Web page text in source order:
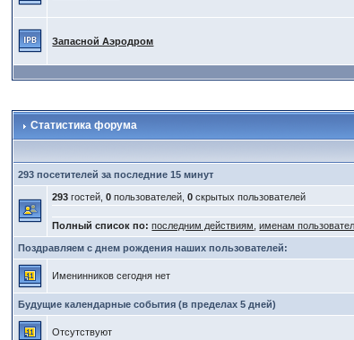
Запасной Аэродром
Статистика форума
293 посетителей за последние 15 минут
293 гостей,0 пользователей,0 скрытых пользователей
Полный список по: последним действиям ,именам
Поздравляем с днем рождения наших пользователей:
Именинников сегодня нет
Будущие календарные события (в пределах 5 дней)
Отсутствуют